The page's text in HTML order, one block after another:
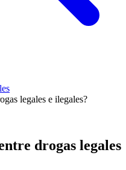
legales e ilegales?
drogas legales